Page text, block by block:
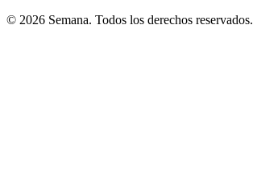
© 2026 Semana. Todos los derechos reservados.